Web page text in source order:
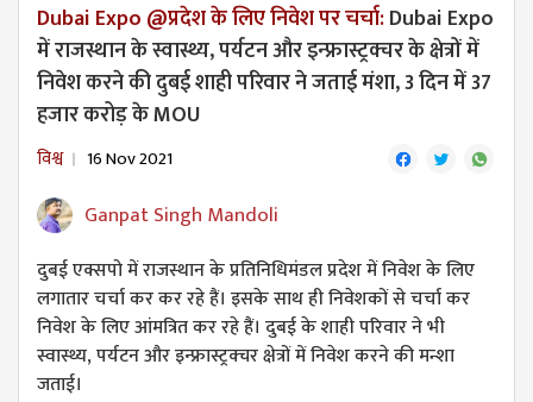
Dubai Expo @प्रदेश के लिए निवेश पर चर्चा:Dubai Expo
में राजस्थान के स्वास्थ्य, पर्यटन और इन्फ्रास्ट्रक्चर के क्षेत्रों में
निवेश करने की दुबई शाही परिवार ने जताई मंशा, 3 दिन में 37
हजार करोड़ के MOU
विश्व 16 Nov 2021
Ganpat Singh Mandoli
दुबई एक्सपो में राजस्थान के प्रतिनिधिमंडल प्रदेश में निवेश के लिए
लगातार चर्चा कर कर रहे हैं। ​इसके साथ ही निवेशकों से चर्चा कर
निवेश के लिए आंमत्रित कर रहे हैं। दुबई के शाही परिवार ने भी
स्वास्थ्य, पर्यटन और इन्फ्रास्ट्रक्चर क्षेत्रों में निवेश करने की मन्शा
जताई।